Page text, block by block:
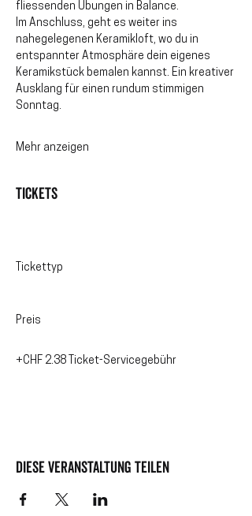
fliessenden Übungen in Balance.
Im Anschluss, geht es weiter ins
nahegelegenen Keramikloft, wo du in
entspannter Atmosphäre dein eigenes
Keramikstück bemalen kannst. Ein kreativer
Ausklang für einen rundum stimmigen
Sonntag.
Mehr anzeigen
Tickets
Tickettyp
Preis
+CHF 2.38 Ticket-Servicegebühr
Diese Veranstaltung teilen